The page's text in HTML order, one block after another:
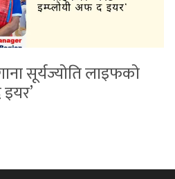
सूर्यज्योति लाइफको